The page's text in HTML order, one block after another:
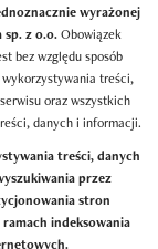
wyrażonej
sp. z o.o.Obowiązek
bez względu sposób
treści,
oraz wszystkich
danych i informacji.
treści, danych
przez
stron
indeksowania